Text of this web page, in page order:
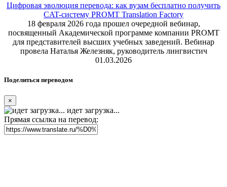
Цифровая эволюция перевода: как вузам бесплатно получить
CAT-систему PROMT Translation Factory
18 февраля 2026 года прошел очередной вебинар,
посвященный Академической программе компании PROMT
для представителей высших учебных заведений. Вебинар
провела Наталья Железняк, руководитель лингвистич
01.03.2026
Поделиться переводом
×
идет загрузка...
Прямая ссылка на перевод: